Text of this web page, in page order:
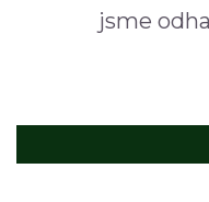
jsme